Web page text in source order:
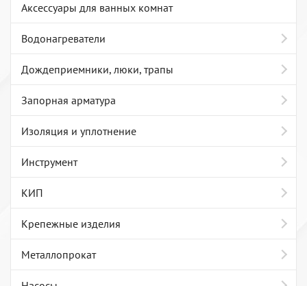
Аксессуары для ванных комнат
Водонагреватели
Дождеприемники, люки, трапы
Запорная арматура
Изоляция и уплотнение
Инструмент
КИП
Крепежные изделия
Металлопрокат